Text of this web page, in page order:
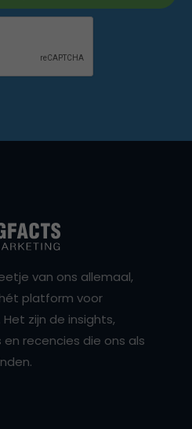
van ons allemaal,
platform voor
zijn de insights,
recencies die ons als